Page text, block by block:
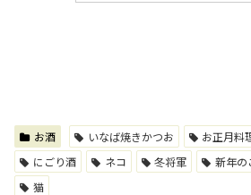
お酒 いなば焼きかつお お正月料
にごり酒
ネコ 冬将軍 新年の
猫